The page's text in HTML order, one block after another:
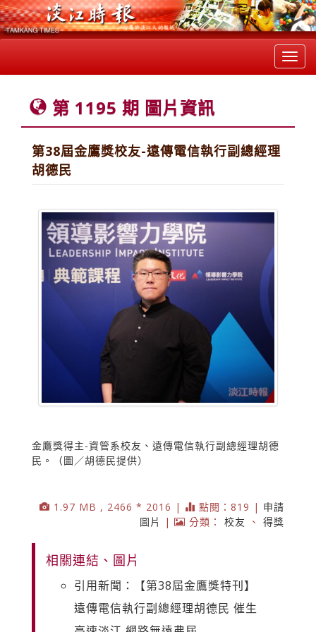
第 1195 期 圖片資訊
第38屆金鷹獎校友-遠傳電信執行副總經理
胡德民
金鷹獎得主-資管系校友、遠傳電信執行副總經理胡德
民。（圖／胡德民提供）
1.97 MB , 2466 * 2016 | 點閱：819 | 申請
圖片
| 分類： 校友 、 得獎
相關連結、圖片
引用新聞：【第38屆金鷹獎特刊】
遠傳電信執行副總經理胡德民 催生